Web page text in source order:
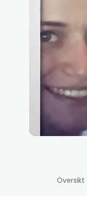
Översikt